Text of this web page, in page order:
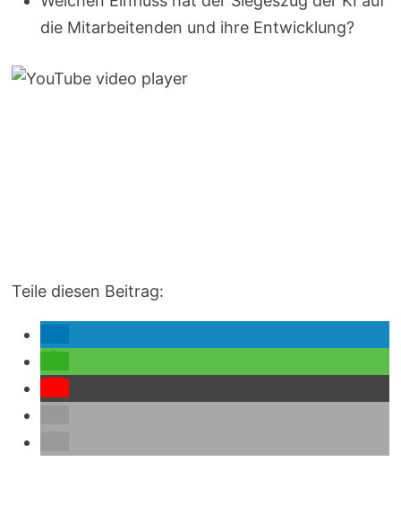
die Mitarbeitenden und ihre Entwicklung?
Teile diesen Beitrag: